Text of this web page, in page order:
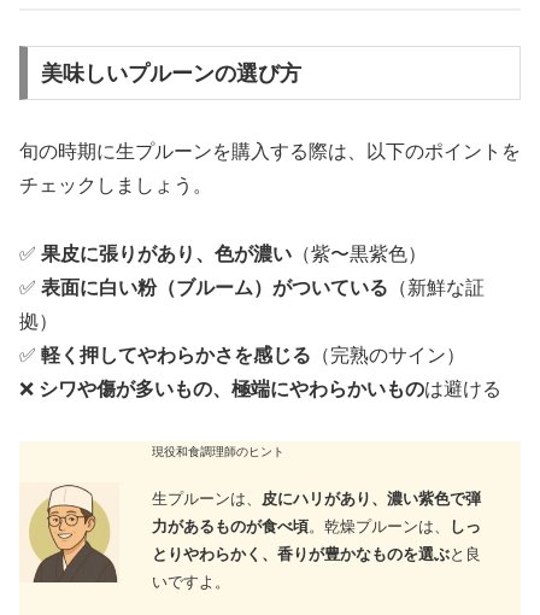
美味しいプルーンの選び方
旬の時期に生プルーンを購入する際は、以下のポイントを
チェックしましょう。
✅ 果皮に張りがあり、色が濃い （紫〜黒紫色）
✅ 表面に白い粉（ブルーム）がついている （新鮮な証
拠）
✅ 軽く押してやわらかさを感じる （完熟のサイン）
❌ シワや傷が多いもの、極端にやわらかいものは避ける
現役和食調理師のヒント
生プルーンは、 皮にハリがあり、濃い紫色で弾
力があるものが食べ頃。乾燥プルーンは、
しっ
とりやわらかく、香りが豊かなものを選ぶと良
いですよ。